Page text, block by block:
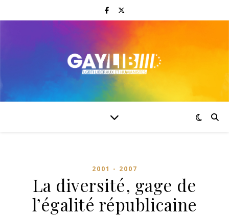
2001 - 2007
La diversité, gage de
l’égalité républicaine